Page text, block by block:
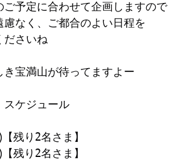
ご予定に合わせて企画しますので
慮なく、ご都合のよい日程を
ださいね
き宝満山が待ってますよー
ケジュール
残り2名さま】
残り2名さま】